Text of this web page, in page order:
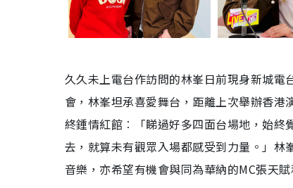
久久未上電台作訪問的林峯日前現身新城
會，林峯坦承喜愛舞台，距離上次舉辦香
終鍾情紅館︰「睇過好多四面台場地，始
去，就算未有觀眾入場都感受到力量。」
音樂，亦希望有機會與同為華納的MC張天賦